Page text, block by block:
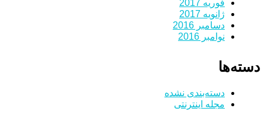
فوریه 2017
ژانویه 2017
دسامبر 2016
نوامبر 2016
دسته‌ها
دسته‌بندی نشده
مجله اینترنتی